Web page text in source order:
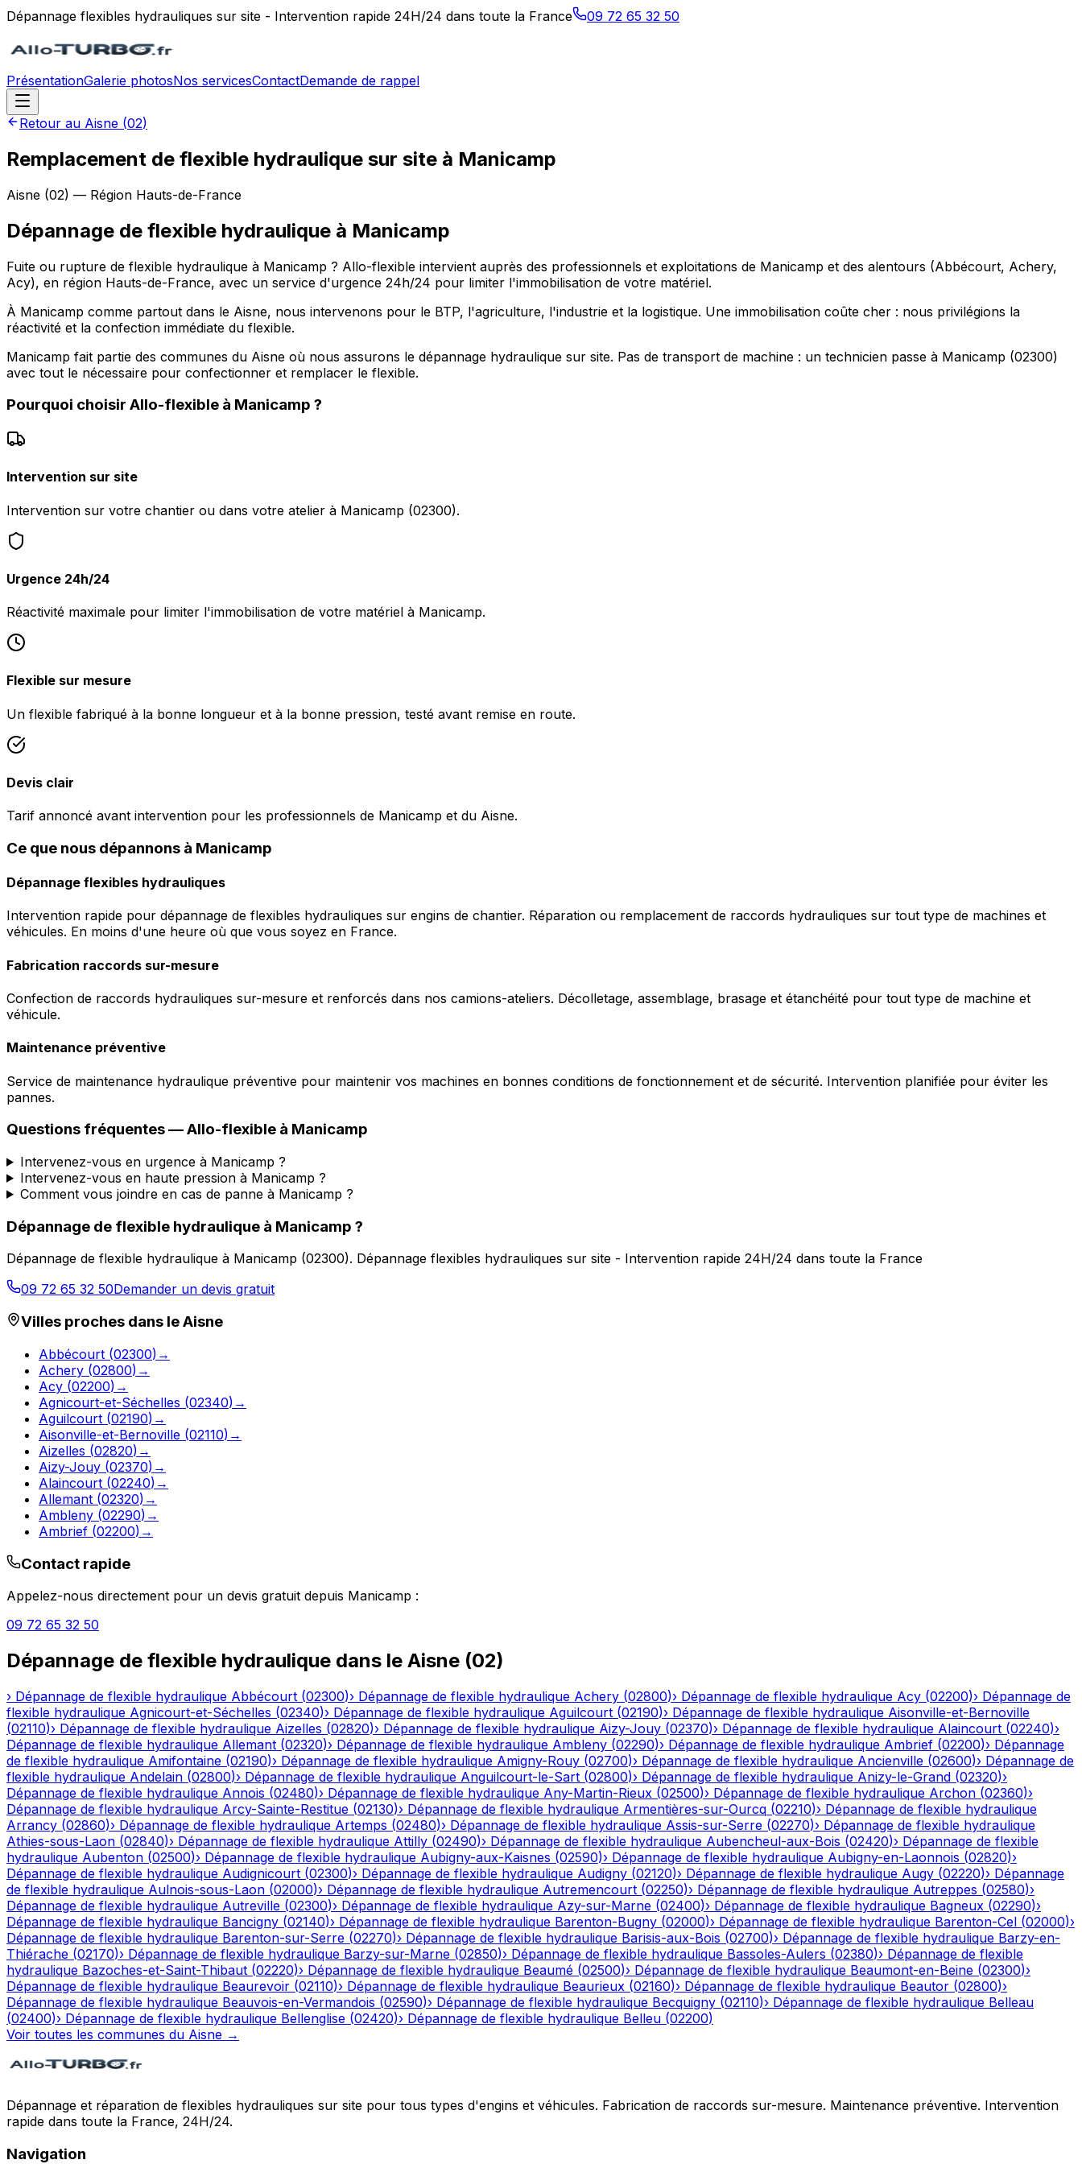
Dépannage flexibles hydrauliques sur site - Intervention rapide 24H/24 dans toute la France 09 72 65 32 50
PrésentationGalerie photosNos servicesContactDemande de rappel
Retour au Aisne (02)
Remplacement de flexible hydraulique sur site à Manicamp
Aisne (02) — Région Hauts-de-France
Dépannage de flexible hydraulique à Manicamp
Fuite ou rupture de flexible hydraulique à Manicamp ? Allo-flexible intervient auprès des professionnels et exploitations de Manicamp et des alentours (Abbécourt, Achery,
Acy), en région Hauts-de-France, avec un service d'urgence 24h/24 pour limiter l'immobilisation de votre matériel.
À Manicamp comme partout dans le Aisne, nous intervenons pour le BTP, l'agriculture, l'industrie et la logistique. Une immobilisation coûte cher : nous privilégions la
réactivité et la confection immédiate du flexible.
Manicamp fait partie des communes du Aisne où nous assurons le dépannage hydraulique sur site. Pas de transport de machine : un technicien passe à Manicamp (02300)
avec tout le nécessaire pour confectionner et remplacer le flexible.
Pourquoi choisir Allo-flexible à Manicamp ?
Intervention sur site
Intervention sur votre chantier ou dans votre atelier à Manicamp (02300).
Urgence 24h/24
Réactivité maximale pour limiter l'immobilisation de votre matériel à Manicamp.
Flexible sur mesure
Un flexible fabriqué à la bonne longueur et à la bonne pression, testé avant remise en route.
Devis clair
Tarif annoncé avant intervention pour les professionnels de Manicamp et du Aisne.
Ce que nous dépannons à Manicamp
Dépannage flexibles hydrauliques
Intervention rapide pour dépannage de flexibles hydrauliques sur engins de chantier. Réparation ou remplacement de raccords hydrauliques sur tout type de machines et
véhicules. En moins d'une heure où que vous soyez en France.
Fabrication raccords sur-mesure
Confection de raccords hydrauliques sur-mesure et renforcés dans nos camions-ateliers. Décolletage, assemblage, brasage et étanchéité pour tout type de machine et
véhicule.
Maintenance préventive
Service de maintenance hydraulique préventive pour maintenir vos machines en bonnes conditions de fonctionnement et de sécurité. Intervention planifiée pour éviter les
pannes.
Questions fréquentes —Allo-flexible à Manicamp
Intervenez-vous en urgence à Manicamp ?
Intervenez-vous en haute pression à Manicamp ?
Comment vous joindre en cas de panne à Manicamp ?
Dépannage de flexible hydraulique à Manicamp ?
Dépannage de flexible hydraulique à Manicamp (02300). Dépannage flexibles hydrauliques sur site - Intervention rapide 24H/24 dans toute la France
09 72 65 32 50Demander un devis gratuit
Villes proches dans leAisne
Abbécourt (02300) →
Achery (02800) →
Acy (02200) →
Agnicourt-et-Séchelles (02340) →
Aguilcourt (02190) →
Aisonville-et-Bernoville (02110) →
Aizelles (02820) →
Aizy-Jouy (02370) →
Alaincourt (02240) →
Allemant (02320) →
Ambleny (02290) →
Ambrief (02200) →
Contact rapide
Appelez-nous directement pour un devis gratuit depuis Manicamp :
09 72 65 32 50
Dépannage de flexible hydraulique dans le Aisne (02)
› Dépannage de flexible hydraulique Abbécourt (02300)› Dépannage de flexible hydraulique Achery (02800)› Dépannage de flexible hydraulique Acy (02200)› Dépannage de
flexible hydraulique Agnicourt-et-Séchelles (02340)› Dépannage de flexible hydraulique Aguilcourt (02190)› Dépannage de flexible hydraulique Aisonville-et-Bernoville
(02110)› Dépannage de flexible hydraulique Aizelles (02820)› Dépannage de flexible hydraulique Aizy-Jouy (02370)› Dépannage de flexible hydraulique Alaincourt (02240)›
Dépannage de flexible hydraulique Allemant (02320)› Dépannage de flexible hydraulique Ambleny (02290)› Dépannage de flexible hydraulique Ambrief (02200)› Dépannage
de flexible hydraulique Amifontaine (02190)› Dépannage de flexible hydraulique Amigny-Rouy (02700)› Dépannage de flexible hydraulique Ancienville (02600)› Dépannage de
flexible hydraulique Andelain (02800)› Dépannage de flexible hydraulique Anguilcourt-le-Sart (02800)› Dépannage de flexible hydraulique Anizy-le-Grand (02320)›
Dépannage de flexible hydraulique Annois (02480)› Dépannage de flexible hydraulique Any-Martin-Rieux (02500)› Dépannage de flexible hydraulique Archon (02360)›
Dépannage de flexible hydraulique Arcy-Sainte-Restitue (02130)› Dépannage de flexible hydraulique Armentières-sur-Ourcq (02210)› Dépannage de flexible hydraulique
Arrancy (02860)› Dépannage de flexible hydraulique Artemps (02480)› Dépannage de flexible hydraulique Assis-sur-Serre (02270)› Dépannage de flexible hydraulique
Athies-sous-Laon (02840)› Dépannage de flexible hydraulique Attilly (02490)› Dépannage de flexible hydraulique Aubencheul-aux-Bois (02420)› Dépannage de flexible
hydraulique Aubenton (02500)› Dépannage de flexible hydraulique Aubigny-aux-Kaisnes (02590)› Dépannage de flexible hydraulique Aubigny-en-Laonnois (02820)›
Dépannage de flexible hydraulique Audignicourt (02300)› Dépannage de flexible hydraulique Audigny (02120)› Dépannage de flexible hydraulique Augy (02220)› Dépannage
de flexible hydraulique Aulnois-sous-Laon (02000)› Dépannage de flexible hydraulique Autremencourt (02250)› Dépannage de flexible hydraulique Autreppes (02580)›
Dépannage de flexible hydraulique Autreville (02300)› Dépannage de flexible hydraulique Azy-sur-Marne (02400)› Dépannage de flexible hydraulique Bagneux (02290)›
Dépannage de flexible hydraulique Bancigny (02140)› Dépannage de flexible hydraulique Barenton-Bugny (02000)› Dépannage de flexible hydraulique Barenton-Cel (02000)›
Dépannage de flexible hydraulique Barenton-sur-Serre (02270)› Dépannage de flexible hydraulique Barisis-aux-Bois (02700)› Dépannage de flexible hydraulique Barzy-en-
Thiérache (02170)› Dépannage de flexible hydraulique Barzy-sur-Marne (02850)› Dépannage de flexible hydraulique Bassoles-Aulers (02380)› Dépannage de flexible
hydraulique Bazoches-et-Saint-Thibaut (02220)› Dépannage de flexible hydraulique Beaumé (02500)› Dépannage de flexible hydraulique Beaumont-en-Beine (02300)›
Dépannage de flexible hydraulique Beaurevoir (02110)› Dépannage de flexible hydraulique Beaurieux (02160)› Dépannage de flexible hydraulique Beautor (02800)›
Dépannage de flexible hydraulique Beauvois-en-Vermandois (02590)› Dépannage de flexible hydraulique Becquigny (02110)› Dépannage de flexible hydraulique Belleau
(02400)› Dépannage de flexible hydraulique Bellenglise (02420)› Dépannage de flexible hydraulique Belleu (02200)
Voir toutes les communes du Aisne →
Dépannage et réparation de flexibles hydrauliques sur site pour tous types d'engins et véhicules. Fabrication de raccords sur-mesure. Maintenance préventive. Intervention
rapide dans toute la France, 24H/24.
Navigation